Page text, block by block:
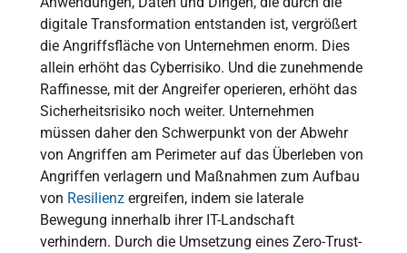
digitale Transformation entstanden ist, vergrößert
die Angriffsfläche von Unternehmen enorm. Dies
allein erhöht das Cyberrisiko. Und die zunehmende
Raffinesse, mit der Angreifer operieren, erhöht das
Sicherheitsrisiko noch weiter. Unternehmen
müssen daher den Schwerpunkt von der Abwehr
von Angriffen am Perimeter auf das Überleben von
Angriffen verlagern und Maßnahmen zum Aufbau
von Resilienzergreifen, indem sie laterale
Bewegung innerhalb ihrer IT-Landschaft
verhindern. Durch die Umsetzung eines Zero-Trust-